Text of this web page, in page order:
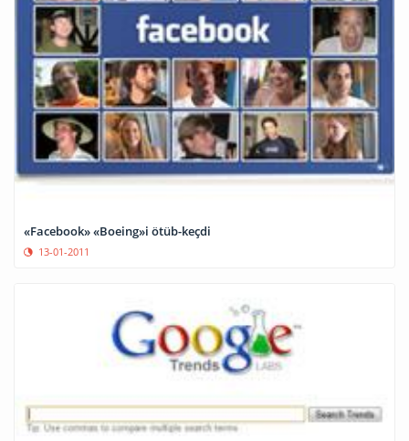
«Facebook» «Boeing»i ötüb-keçdi
13-01-2011